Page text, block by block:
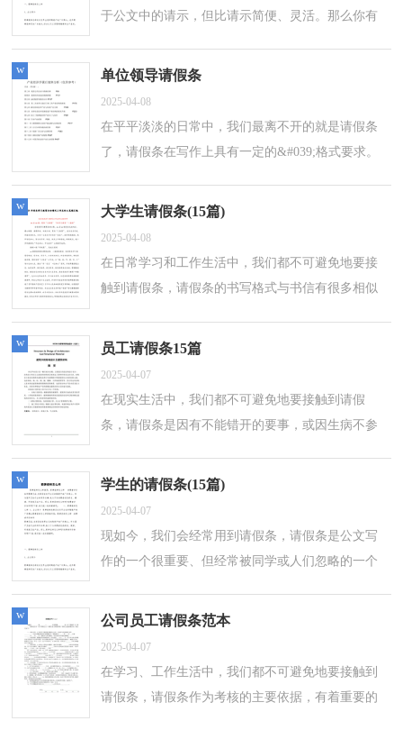
于公文中的请示，但比请示简便、灵活。那么你有
离校的请假条，欢迎大家借鉴与参考，希望对...
单位领导请假条
2025-04-08
在平平淡淡的日常中，我们最离不开的就是请假条
了，请假条在写作上具有一定的&#039;格式要求。
的单位领导请假条，仅供参考，欢迎大家阅读。
w
大学生请假条(15篇)
2025-04-08
在日常学习和工作生活中，我们都不可避免地要接
触到请假条，请假条的书写格式与书信有很多相似
呢？以下是小编整理的大学生请假条，欢迎大...
w
员工请假条15篇
2025-04-07
在现实生活中，我们都不可避免地要接触到请假
条，请假条是因有不能错开的要事，或因生病不参
文书。写起请假条来就毫无头绪？下面是小...
w
学生的请假条(15篇)
2025-04-07
现如今，我们会经常用到请假条，请假条是公文写
作的一个很重要、但经常被同学或人们忽略的一个
当的请假条呢？下面是小编帮大家整理的...
w
公司员工请假条范本
2025-04-07
在学习、工作生活中，我们都不可避免地要接触到
请假条，请假条作为考核的主要依据，有着重要的
w